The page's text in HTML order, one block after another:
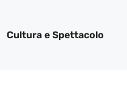
Cultura e Spettacolo